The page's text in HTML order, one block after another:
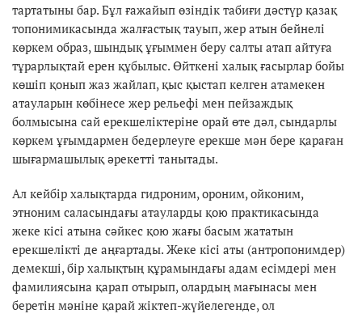
тартатыны бар. Бұл ғажайып өзіндік табиғи дәстүр қазақ
топонимикасында жалғастық тауып, жер атын бейнелі
көркем образ, шындық ұғыммен беру салты атап айтуға
тұрарлықтай ерен құбылыс. Өйткені халық ғасырлар бойы
көшіп қонып жаз жайлап, қыс қыстап келген атамекен
атауларын көбінесе жер рельефі мен пейзаждық
болмысына сай ерекшеліктеріне орай өте дәл, сындарлы
көркем ұғымдармен бедерлеуге ерекше мән бере қараған
шығармашылық әрекетті танытады.
Ал кейбір халықтарда гидроним, ороним, ойконим,
этноним саласындағы атауларды қою практикасында
жеке кісі атына сәйкес қою жағы басым жататын
ерекшелікті де аңғартады. Жеке кісі аты (антропонимдер)
демекші, бір халықтың құрамындағы адам есімдері мен
фамилиясына қарап отырып, олардың мағынасы мен
беретін мәніне қарай жіктеп-жүйелегенде, ол